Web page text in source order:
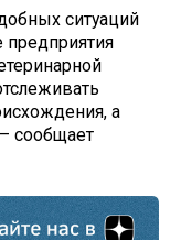
ситуаций
предприятия
а
сообщает